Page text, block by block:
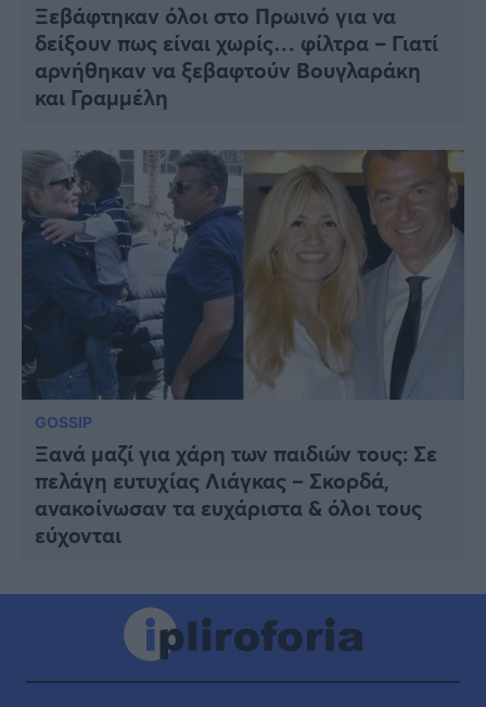
Ξεβάφτηκαν όλοι στο Πρωινό για να
δείξουν πως είναι χωρίς… φίλτρα – Γιατί
αρνήθηκαν να ξεβαφτούν Βουγλαράκη
και Γραμμέλη
GOSSIP
Ξανά μαζί για χάρη των παιδιών τους: Σε
πελάγη ευτυχίας Λιάγκας – Σκορδά,
ανακοίνωσαν τα ευχάριστα & όλοι τους
εύχονται